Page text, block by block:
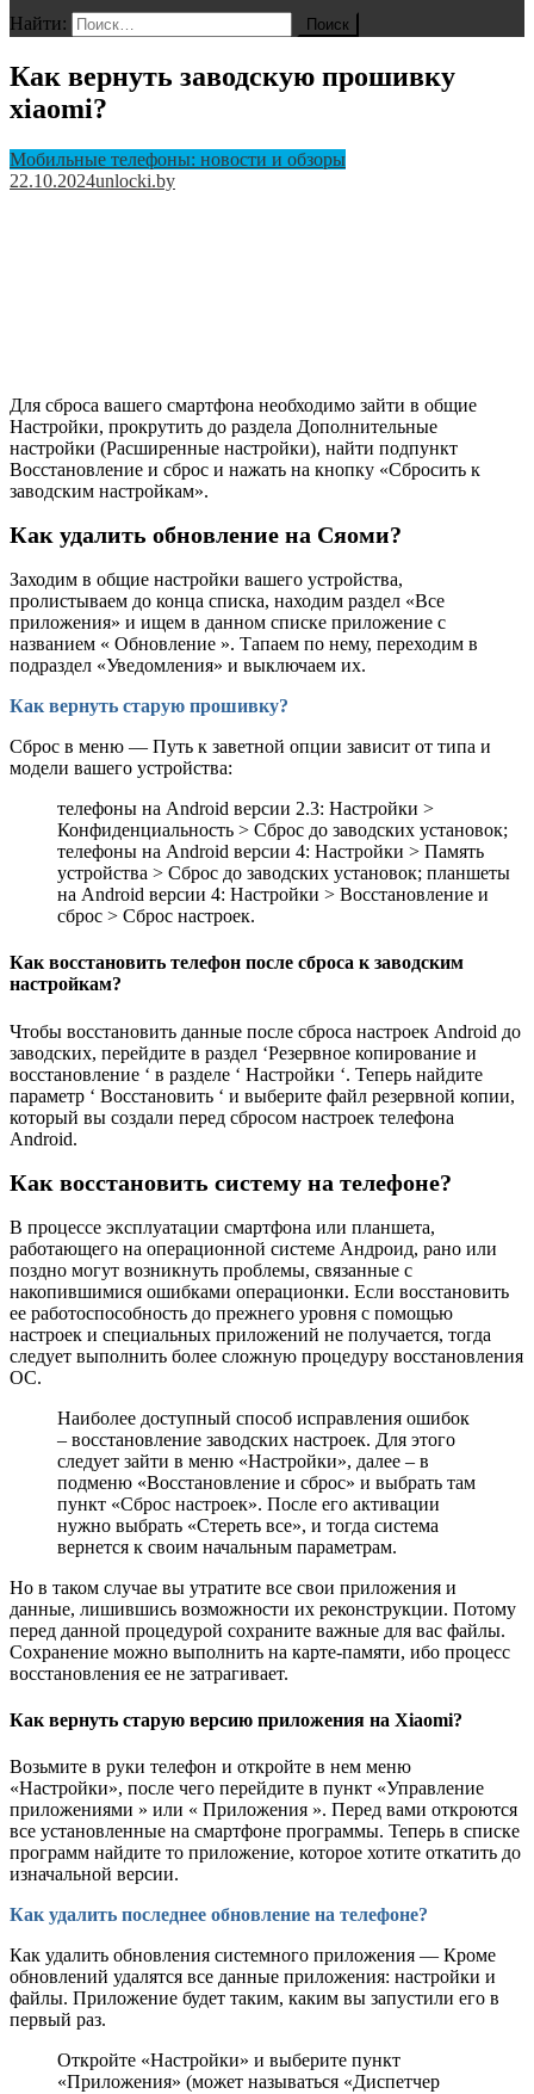
Найти:
Как вернуть заводскую прошивку
xiaomi?
Мобильные телефоны: новости и обзоры
22.10.2024unlocki.by
Для сброса вашего смартфона необходимо зайти в общие
Настройки, прокрутить до раздела Дополнительные
настройки (Расширенные настройки), найти подпункт
Восстановление и сброс и нажать на кнопку «Сбросить к
заводским настройкам».
Как удалить обновление на Сяоми?
Заходим в общие настройки вашего устройства,
пролистываем до конца списка, находим раздел «Все
приложения» и ищем в данном списке приложение с
названием « Обновление ». Тапаем по нему, переходим в
подраздел «Уведомления» и выключаем их.
Как вернуть старую прошивку?
Сброс в меню — Путь к заветной опции зависит от типа и
модели вашего устройства:
телефоны на Android версии 2.3: Настройки >
Конфиденциальность > Сброс до заводских установок;
телефоны на Android версии 4: Настройки > Память
устройства > Сброс до заводских установок; планшеты
на Android версии 4: Настройки > Восстановление и
сброс > Сброс настроек.
Как восстановить телефон после сброса к заводским
настройкам?
Чтобы восстановить данные после сброса настроек Android до
заводских, перейдите в раздел ‘Резервное копирование и
восстановление ‘ в разделе ‘ Настройки ‘. Теперь найдите
параметр ‘ Восстановить ‘ и выберите файл резервной копии,
который вы создали перед сбросом настроек телефона
Android.
Как восстановить систему на телефоне?
В процессе эксплуатации смартфона или планшета,
работающего на операционной системе Андроид, рано или
поздно могут возникнуть проблемы, связанные с
накопившимися ошибками операционки. Если восстановить
ее работоспособность до прежнего уровня с помощью
настроек и специальных приложений не получается, тогда
следует выполнить более сложную процедуру восстановления
ОС.
Наиболее доступный способ исправления ошибок
– восстановление заводских настроек. Для этого
следует зайти в меню «Настройки», далее – в
подменю «Восстановление и сброс» и выбрать там
пункт «Сброс настроек». После его активации
нужно выбрать «Стереть все», и тогда система
вернется к своим начальным параметрам.
Но в таком случае вы утратите все свои приложения и
данные, лишившись возможности их реконструкции. Потому
перед данной процедурой сохраните важные для вас файлы.
Сохранение можно выполнить на карте-памяти, ибо процесс
восстановления ее не затрагивает.
Как вернуть старую версию приложения на Xiaomi?
Возьмите в руки телефон и откройте в нем меню
«Настройки», после чего перейдите в пункт «Управление
приложениями » или « Приложения ». Перед вами откроются
все установленные на смартфоне программы. Теперь в списке
программ найдите то приложение, которое хотите откатить до
изначальной версии.
Как удалить последнее обновление на телефоне?
Как удалить обновления системного приложения — Кроме
обновлений удалятся все данные приложения: настройки и
файлы. Приложение будет таким, каким вы запустили его в
первый раз.
Откройте «Настройки» и выберите пункт
«Приложения» (может называться «Диспетчер